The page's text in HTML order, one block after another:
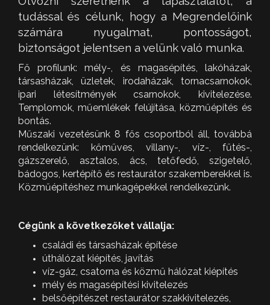
tudással és célunk, hogy a Megrendelőink
számára nyugalmat, pontosságot,
biztonságot jelentsen a velünk való munka.
Fő profilunk: mély-, és magasépítés, lakóházak,
társasházak, üzletek, irodaházak, tornacsarnokok,
ipari létesítmények csarnokok, kivitelezése.
Templomok, műemlékek felújítása, közműépítés és
bontás.
Műszaki vezetésünk 8 fős csoportból áll, továbbá
rendelkezünk: kőműves, villany-, víz-, fűtés-,
gázszerelő, asztalos, ács, tetőfedő, szigetelő,
bádogos, kertépítő és restaurátor szakemberekkel is.
Közműépítéshez munkagépekkel rendelkezünk.
Cégünk a következőket vállalja:
családi és társasházak építése
úthálózat kiépítés, javítás
víz-gáz, csatorna és közmű hálózat kiépítés
mély és magasépítési kivitelezés
belsőépítészet restaurátor szakkivitelezés,